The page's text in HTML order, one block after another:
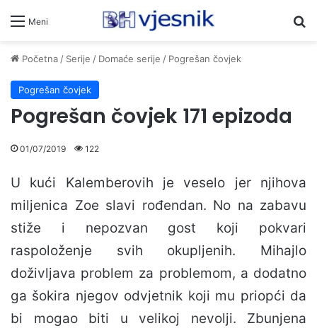
Meni
Početna/ Serije / Domaće serije / Pogrešan čovjek
Pogrešan čovjek
Pogrešan čovjek 171 epizoda
01/07/2019 122
U kući Kalemberovih je veselo jer njihova
miljenica Zoe slavi rođendan. No na zabavu
stiže i nepozvan gost koji pokvari
raspoloženje svih okupljenih. Mihajlo
doživljava problem za problemom, a dodatno
ga šokira njegov odvjetnik koji mu priopći da
bi mogao biti u velikoj nevolji. Zbunjena